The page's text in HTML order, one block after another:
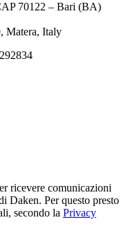
70122 – Bari (BA)
Matera, Italy
ricevere comunicazioni
Daken. Per questo presto
secondo la Privacy